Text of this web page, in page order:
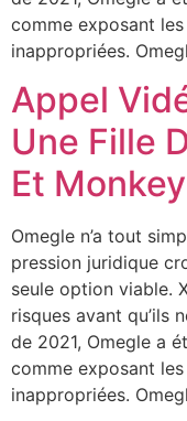
comme exposant
inappropriées.
Appel
Une Fille
Et
Omegle n’a tout
pression juridique
seule option viable.
risques avant qu’ils
de 2021, Omegle a
comme exposant
inappropriées.